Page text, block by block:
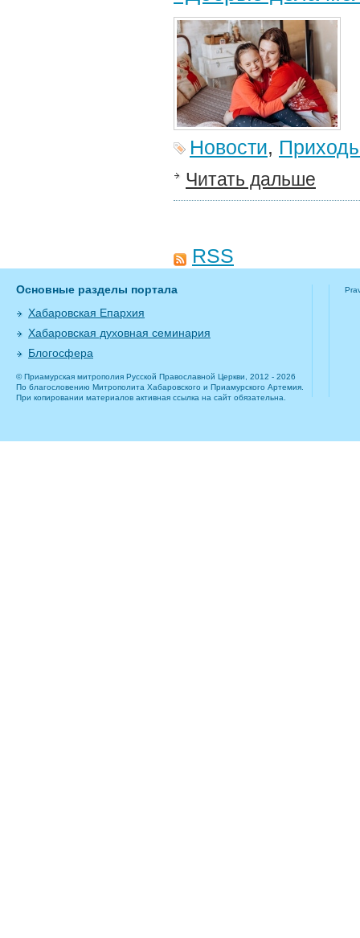
Новости,
Читать дальше
RSS
Основные разделы портала
Хабаровская Епархия
Хабаровская духовная семинария
Блогосфера
© Приамурская митрополия Русской Православной Церкви, 2012 - 2026
По благословению Митрополита Хабаровского и Приамурского Артемия.
При копировании материалов активная ссылка на сайт обязательна.